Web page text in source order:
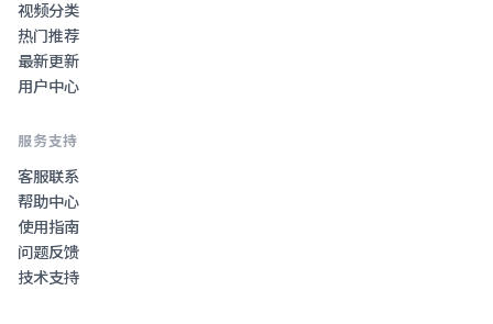
视频分类
热门推荐
最新更新
用户中心
服务支持
客服联系
帮助中心
使用指南
问题反馈
技术支持